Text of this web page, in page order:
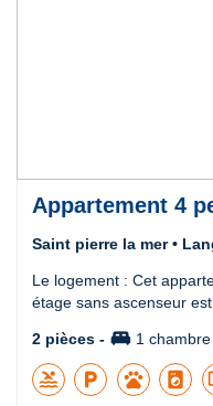
Appartement 4
Saint pierre la mer •
Le logement : Cet
étage sans ascenseur est
2 pièces - king_bed 1 chambre
pool local_parking pets local_laundry_service